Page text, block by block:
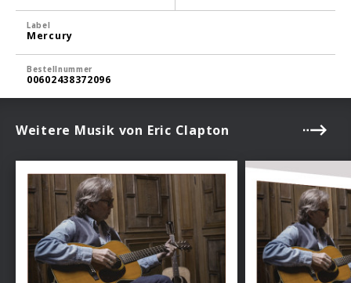
Label
Mercury
Bestellnummer
00602438372096
Weitere Musik von Eric Clapton